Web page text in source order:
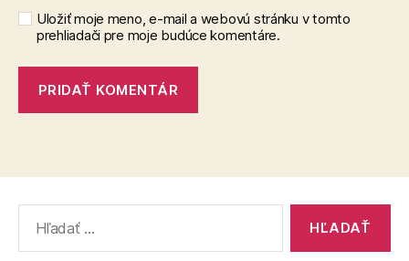
Uložiť moje meno, e-mail a webovú stránku v tomto
prehliadači pre moje budúce komentáre.